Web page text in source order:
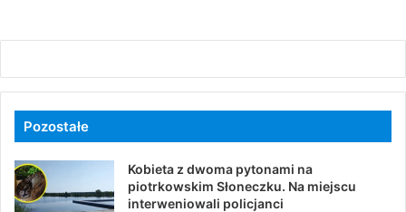
Pozostałe
Kobieta z dwoma pytonami na
piotrkowskim Słoneczku. Na miejscu
interweniowali policjanci